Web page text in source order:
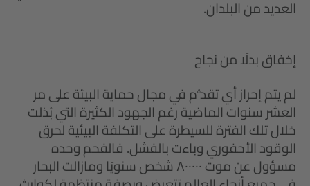
العديد من البلدان.
إخفاق بدلًا من نجاح
لم يتم إحراز أي تقدُّم في مجال حماية البيئة على مر
العشر سنوات الماضية رغم الجهود الكثيرة التي بُذِلَت
خلال تلك الفترة للسيطرة على التكلفة البيئية لحرق
الوقود الأحفوري وباءت بالفشل. فالفحم وحده
مسؤول عن موت ٨٠٠٠٠٠ شخص سنويًا ومازالت البحار